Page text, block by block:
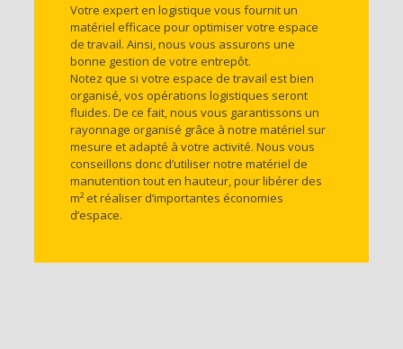
Votre expert en logistique vous fournit un
matériel efficace pour optimiser votre espace
de travail. Ainsi, nous vous assurons une
bonne gestion de votre entrepôt.
Notez que si votre espace de travail est bien
organisé, vos opérations logistiques seront
fluides. De ce fait, nous vous garantissons un
rayonnage organisé grâce à notre matériel sur
mesure et adapté à votre activité. Nous vous
conseillons donc d’utiliser notre matériel de
manutention tout en hauteur, pour libérer des
m² et réaliser d’importantes économies
d’espace.